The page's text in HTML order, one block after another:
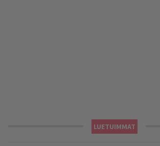
LUETUIMMAT